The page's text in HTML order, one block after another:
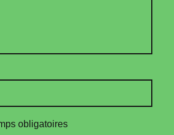
obligatoires